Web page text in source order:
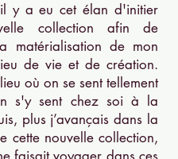
y a eu cet élan d'initier
collection afin de
matérialisation de mon
de vie et de création.
où on se sent tellement
s'y sent chez soi à la
plus j’avançais dans la
cette nouvelle collection,